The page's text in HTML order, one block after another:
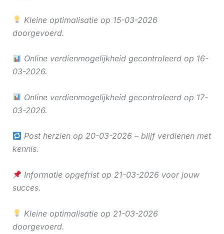
Kleine optimalisatie op 15-03-2026
doorgevoerd.
Online verdienmogelijkheid gecontroleerd op 16-
03-2026.
Online verdienmogelijkheid gecontroleerd op 17-
03-2026.
Post herzien op 20-03-2026 – blijf verdienen met
kennis.
Informatie opgefrist op 21-03-2026 voor jouw
succes.
Kleine optimalisatie op 21-03-2026
doorgevoerd.